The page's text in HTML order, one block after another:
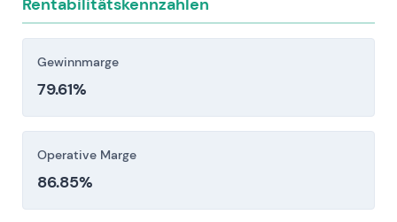
Lizenzgebühren- und Kreditpositionen sind
illiquide und langfristig ausgelegt, mit einem
begrenzten Sekundärmarkt, was Exits oder
Refinanzierungen zu günstigen Bedingungen
unsicher macht.
Steigende Zinsen und ausgeweitete Credit
Spreads reduzieren den fairen Wert von
festverzinslichen Wertpapieren und Royalty-
Rentabilitätskennzahlen
Gewinnmarge
79.61%
Operative Marge
86.85%